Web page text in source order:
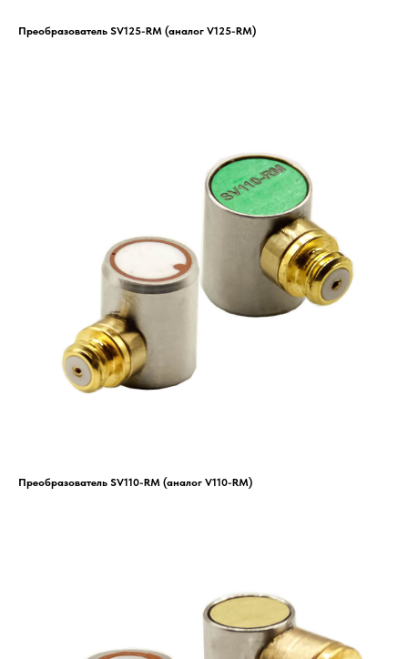
Преобразователь SV125-RM (аналог V125-RM)
Преобразователь SV110-RM (аналог V110-RM)